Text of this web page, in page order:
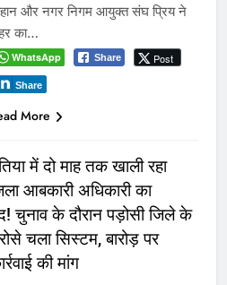
और नगर निगम आयुक्त संघ प्रिय ने
का…
WhatsApp Share Post
Share
More
में दो माह तक खाली रहा
आबकारी अधिकारी का
चुनाव के दौरान पड़ोसी जिले के
चला सिस्टम, बारोड़ पर
की मांग